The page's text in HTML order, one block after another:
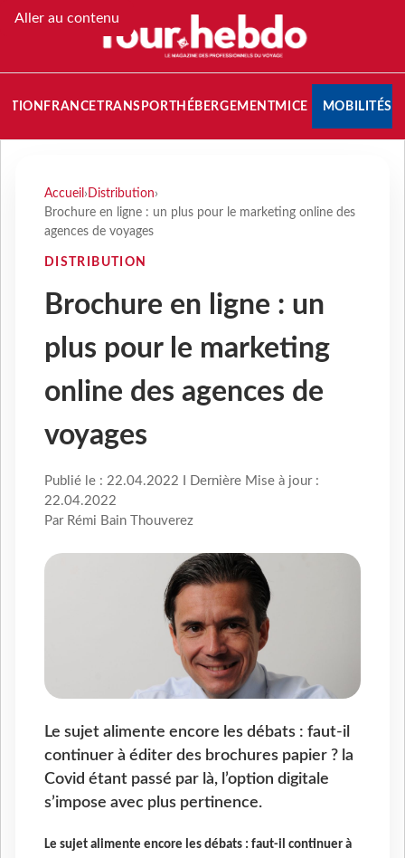
Aller au contenu
FRANCETRANSPORT HÉBERGEMENTMICE MOBILITÉS
Accueil › Distribution›
Brochure en ligne : un plus pour le marketing online des
agences de voyages
DISTRIBUTION
Brochure en ligne : un
plus pour le marketing
online des agences de
voyages
Publié le : 22.04.2022 I Dernière Mise à jour :
22.04.2022
Par Rémi Bain Thouverez
Le sujet alimente encore les débats : faut-il
continuer à éditer des brochures papier ? la
Covid étant passé par là, l’option digitale
s’impose avec plus pertinence.
Le sujet alimente encore les débats : faut-il continuer à